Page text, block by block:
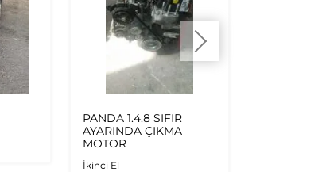
PANDA 1.4.8 SIFIR
AYARINDA ÇIKMA
MOTOR
İkinci El